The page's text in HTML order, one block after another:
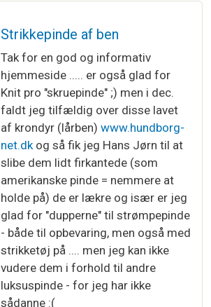
Strikkepinde af ben
Tak for en god og informativ
hjemmeside ..... er også glad for
Knit pro "skruepinde" ;) men i dec.
faldt jeg tilfældig over disse lavet
af krondyr (lårben) www.hundborg-
net.dk og så fik jeg Hans Jørn til at
slibe dem lidt firkantede (som
amerikanske pinde = nemmere at
holde på) de er lækre og især er jeg
glad for "dupperne" til strømpepinde
- både til opbevaring, men også med
strikketøj på .... men jeg kan ikke
vudere dem i forhold til andre
luksuspinde - for jeg har ikke
sådanne :(